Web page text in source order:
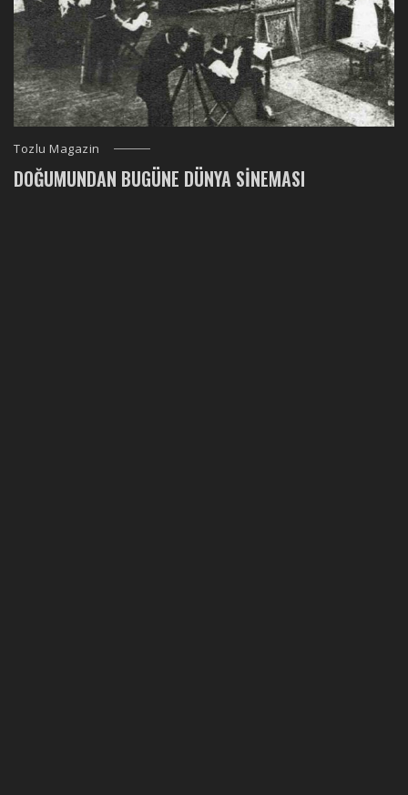
Tozlu Magazin
DOĞUMUNDAN BUGÜNE DÜNYA SINEMASI